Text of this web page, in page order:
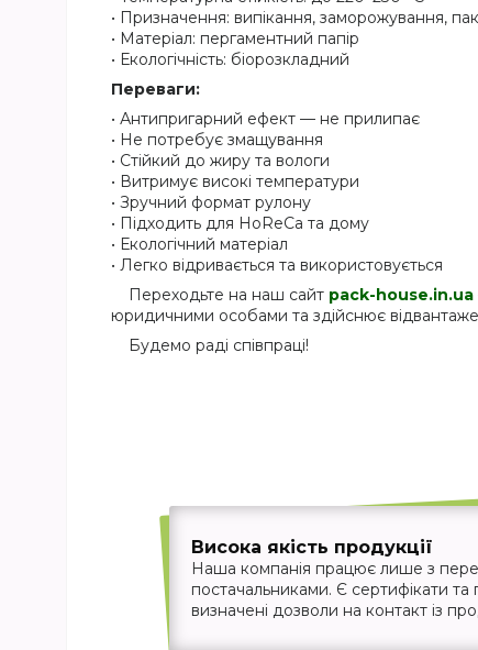
• Призначення: випікання, заморожування,
• Матеріал: пергаментний папір
• Екологічність: біорозкладний
Переваги:
• Антипригарний ефект — не прилипає
• Не потребує змащування
• Стійкий до жиру та вологи
• Витримує високі температури
• Зручний формат рулону
• Підходить для HoReCa та дому
• Екологічний матеріал
• Легко відривається та використовується
Переходьте на наш сайт pack-house.in.ua
юридичними особами та здійснює
Будемо раді співпраці!
Висока якість продукції
Наша компанія працює лише з
постачальниками. Є сертифікати та
визначені дозволи на контакт із